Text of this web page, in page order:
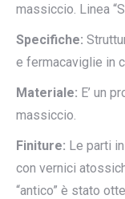
massiccio. Linea
Specifiche:
e fermacaviglie in
Materiale: E’ un
massiccio.
Finiture: Le parti
con vernici
“antico” è stato